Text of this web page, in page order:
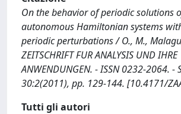
On the behavior of periodic solutions
autonomous Hamiltonian systems
periodic perturbations / O., M.,
ZEITSCHRIFT FUR ANALYSIS UND IHRE
ANWENDUNGEN. - ISSN 0232-2064. -
30:2(2011), pp. 129-144. [10.4171/
Tutti gli autori